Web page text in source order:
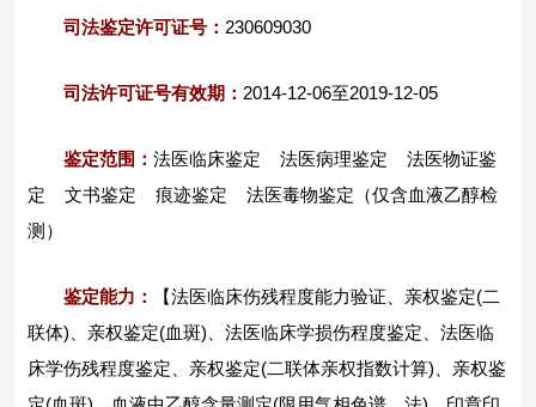
司法鉴定许可证号： 230609030
司法许可证号有效期： 2014-12-06至2019-12-05
鉴定范围：法医临床鉴定 法医病理鉴定 法医物证鉴
定 文书鉴定 痕迹鉴定 法医毒物鉴定（仅含血液乙醇检
测）
鉴定能力：
【法医临床伤残程度能力验证、亲权鉴定(二
联体)、亲权鉴定(血斑)、法医临床学损伤程度鉴定、法医临
床学伤残程度鉴定、亲权鉴定(二联体亲权指数计算)、亲权鉴